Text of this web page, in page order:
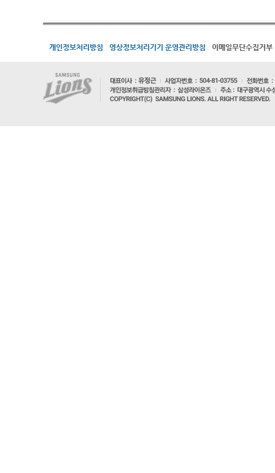
개인정보처리방침 영상정보처리기기 운영관리방침 이메일무단수집거부